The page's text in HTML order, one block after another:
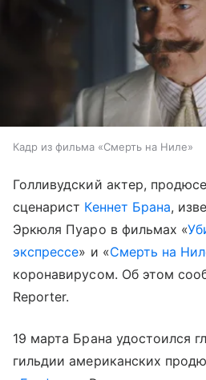
Кадр из фильма «Смерть на Ниле»
Голливудский актер,
сценарист Кеннет Брана,
Эркюля Пуаро в фильмах «
экспрессе» и «Смерть на
коронавирусом. Об этом
Reporter.
19 марта Брана удостоился
гильдии американских